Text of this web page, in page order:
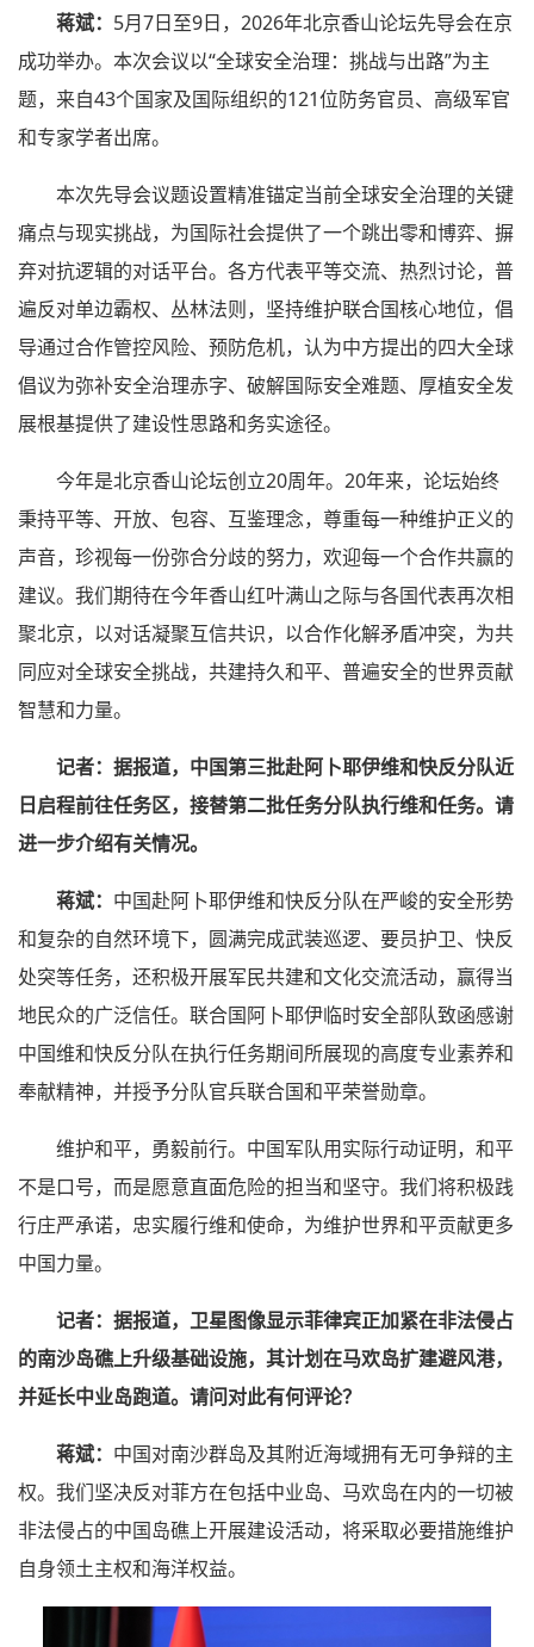
蒋斌： 5月7日至9日，2026年北京香山论坛先导会在京
成功举办。本次会议以“全球安全治理：挑战与出路”为主
题，来自43个国家及国际组织的121位防务官员、高级军官
和专家学者出席。
本次先导会议题设置精准锚定当前全球安全治理的关键
痛点与现实挑战，为国际社会提供了一个跳出零和博弈、摒
弃对抗逻辑的对话平台。各方代表平等交流、热烈讨论，普
遍反对单边霸权、丛林法则，坚持维护联合国核心地位，倡
导通过合作管控风险、预防危机，认为中方提出的四大全球
倡议为弥补安全治理赤字、破解国际安全难题、厚植安全发
展根基提供了建设性思路和务实途径。
今年是北京香山论坛创立20周年。20年来，论坛始终
秉持平等、开放、包容、互鉴理念，尊重每一种维护正义的
声音，珍视每一份弥合分歧的努力，欢迎每一个合作共赢的
建议。我们期待在今年香山红叶满山之际与各国代表再次相
聚北京，以对话凝聚互信共识，以合作化解矛盾冲突，为共
同应对全球安全挑战，共建持久和平、普遍安全的世界贡献
智慧和力量。
记者：据报道，中国第三批赴阿卜耶伊维和快反分队近
日启程前往任务区，接替第二批任务分队执行维和任务。请
进一步介绍有关情况。
蒋斌： 中国赴阿卜耶伊维和快反分队在严峻的安全形势
和复杂的自然环境下，圆满完成武装巡逻、要员护卫、快反
处突等任务，还积极开展军民共建和文化交流活动，赢得当
地民众的广泛信任。联合国阿卜耶伊临时安全部队致函感谢
中国维和快反分队在执行任务期间所展现的高度专业素养和
奉献精神，并授予分队官兵联合国和平荣誉勋章。
维护和平，勇毅前行。中国军队用实际行动证明，和平
不是口号，而是愿意直面危险的担当和坚守。我们将积极践
行庄严承诺，忠实履行维和使命，为维护世界和平贡献更多
中国力量。
记者：据报道，卫星图像显示菲律宾正加紧在非法侵占
的南沙岛礁上升级基础设施，其计划在马欢岛扩建避风港，
并延长中业岛跑道。请问对此有何评论？
蒋斌： 中国对南沙群岛及其附近海域拥有无可争辩的主
权。我们坚决反对菲方在包括中业岛、马欢岛在内的一切被
非法侵占的中国岛礁上开展建设活动，将采取必要措施维护
自身领土主权和海洋权益。